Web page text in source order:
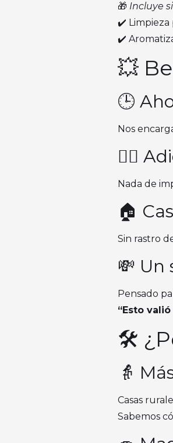
🎁 Incluye
✔️ Limpieza
✔️
💥
🕒
Nos
🧘‍♀️
Nada de
🏠
Sin rastro
💸 Un
Pensado
“Esto
🛠️
👵
Casas
Sabemos